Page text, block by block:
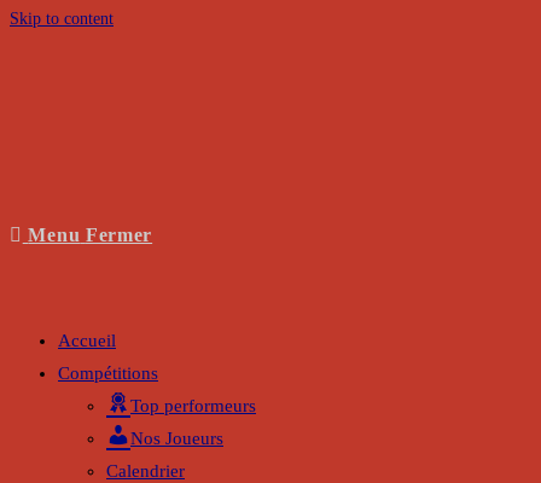
Skip to content
Menu Fermer
Accueil
Compétitions
Top performeurs
Nos Joueurs
Calendrier